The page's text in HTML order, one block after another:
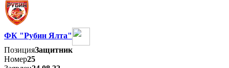
ФК "Рубин Ялта"
ПозицияЗащитник
Номер25